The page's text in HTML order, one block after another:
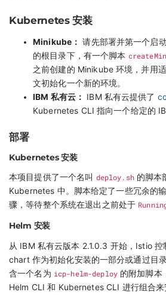
Kubernetes 安装
Minikube： 请先部署并第一个启
的根目录下，有一个脚本
之前创建的 Minikube 环境，并用
文初始化一个新的环境。
IBM 私有云：
IBM 私有云提供了
Kubernetes CLI 指向一个给定的
部署
Kubernetes 安装
本项目提供了一个名叫 deploy.sh的脚本
Kubernetes 中。脚本给定了一些冗余的
骤，等待整个系统在退出之前处于
Helm 安装
从 IBM 私有云版本 2.1.0.3 开始，Istio
chart 作为初始化安装的一部分或通过目
含一个名为 icp-helm-deploy的附加脚本
Helm CLI 和 Kubernetes CLI 进行组合来